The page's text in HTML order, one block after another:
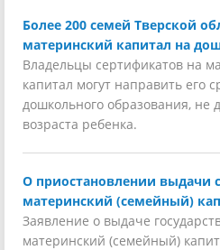
Более 200 семей Тверской
материнский капитал на
Владельцы сертификатов на
капитал могут направить его
дошкольного образования, не
возраста ребенка.
О приостановлении выдачи
материнский (семейный)
Заявление о выдаче
материнский (семейный)